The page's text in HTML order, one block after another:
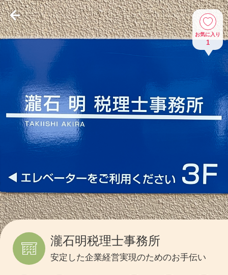
お気に入り
1
瀧石明税理士事務所
安定した企業経営実現のためのお手伝い